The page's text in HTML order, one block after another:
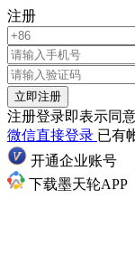
注册
立即注册
注册登录即表示同
微信直接登录 已有
开通企业账号
下载墨天轮APP